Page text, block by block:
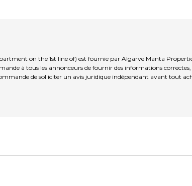
on the 1st line of) est fournie par Algarve Manta
à tous les annonceurs de fournir des informations
de solliciter un avis juridique indépendant avant tout